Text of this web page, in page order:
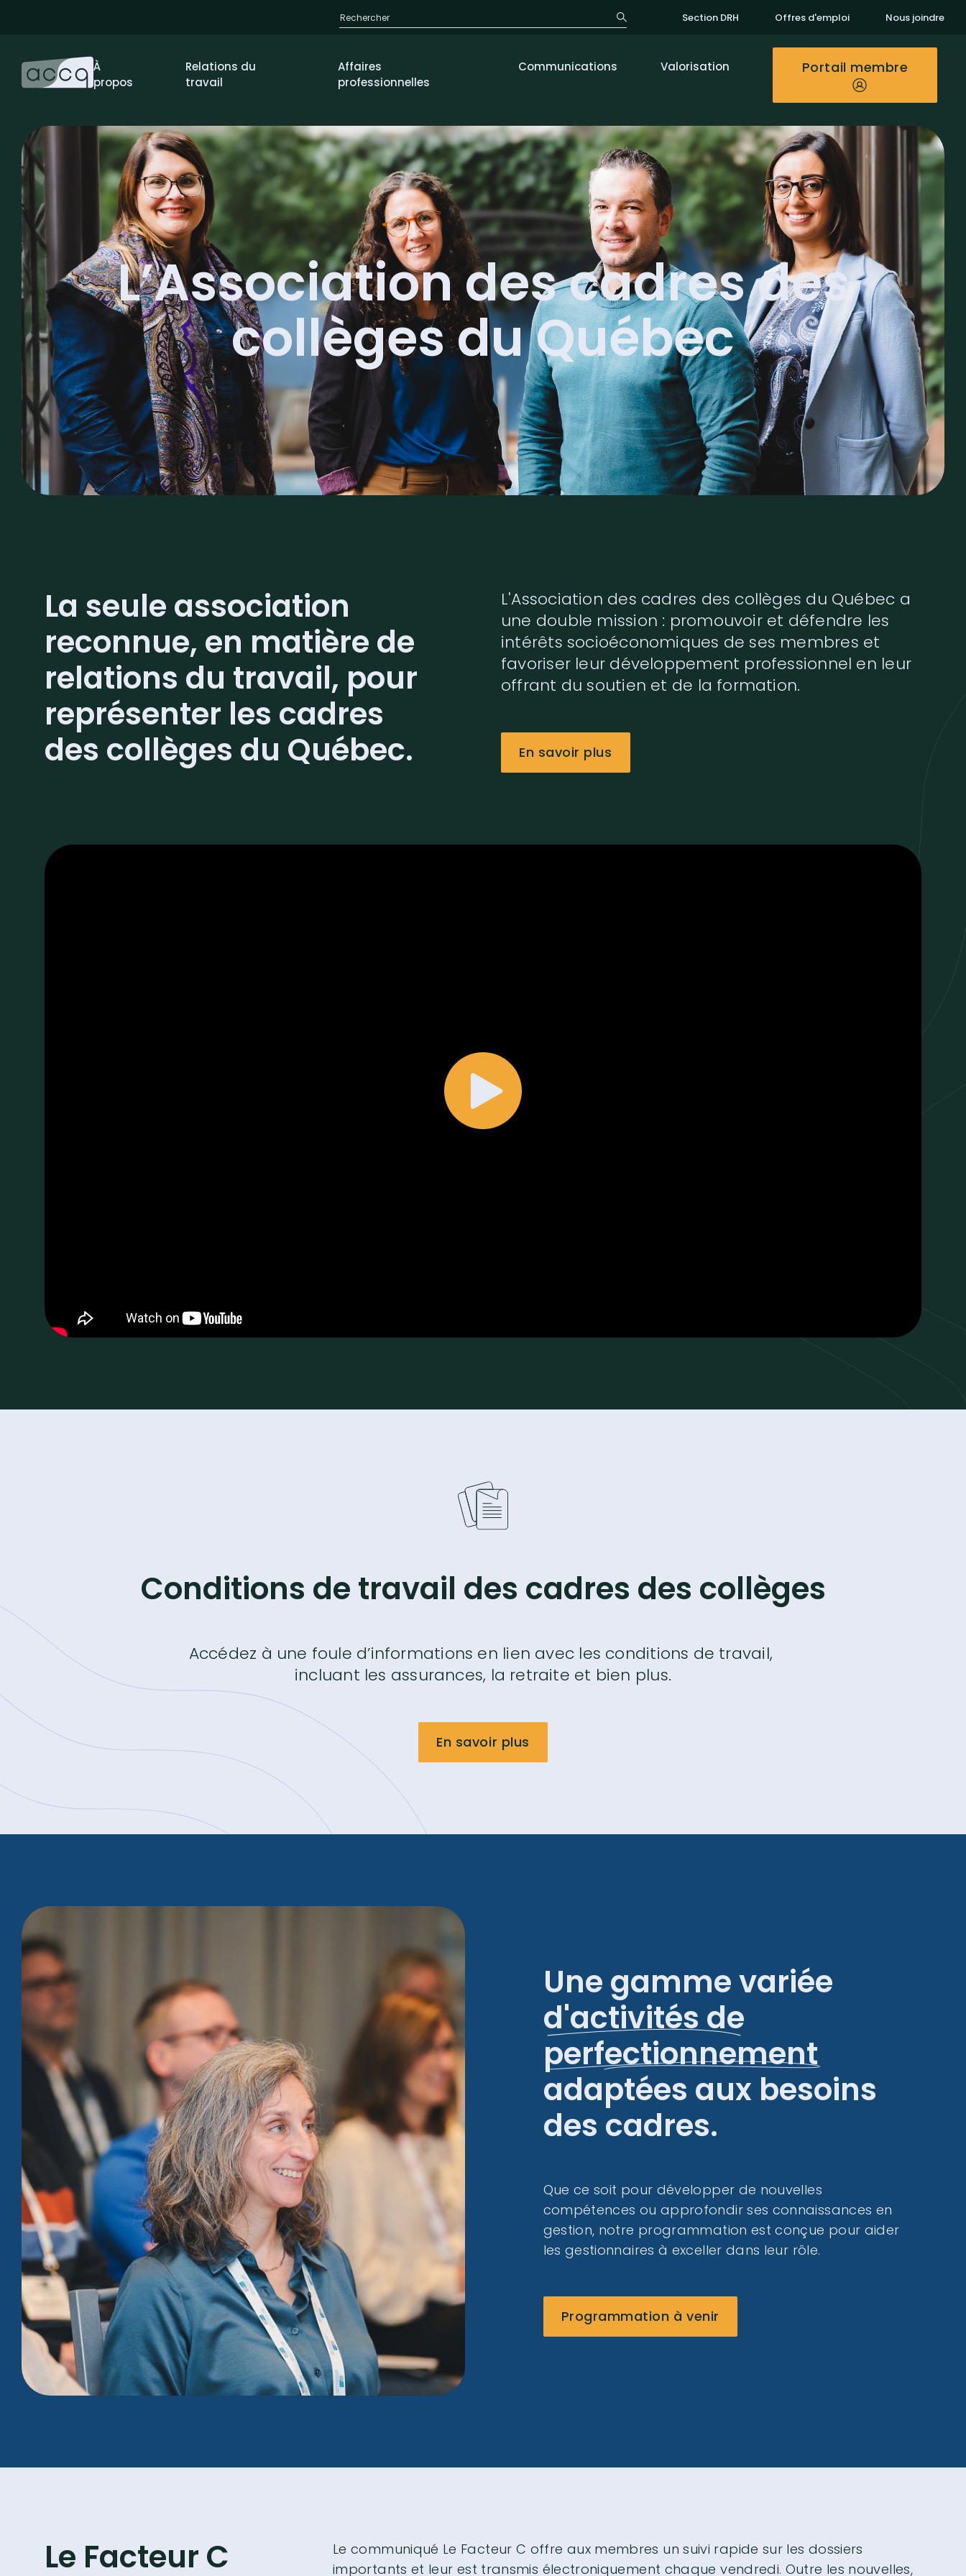
Section DRH Offres d'emploi Nous joindre
À
propos
Relations du
travail
Affaires
professionnelles
Communications Valorisation Portail membre
L’Association des cadres des
collèges du Québec
La seule association
reconnue, en matière de
relations du travail, pour
représenter les cadres
des collèges du Québec.
L'Association des cadres des collèges du Québec a
une double mission : promouvoir et défendre les
intérêts socioéconomiques de ses membres et
favoriser leur développement professionnel en leur
offrant du soutien et de la formation.
En savoir plus
Conditions de travail des cadres des collèges
Accédez à une foule d’informations en lien avec les conditions de travail,
incluant les assurances, la retraite et bien plus.
En savoir plus
Une gamme variée
d'activités de
perfectionnement
adaptées aux besoins
des cadres.
Que ce soit pour développer de nouvelles
compétences ou approfondir ses connaissances en
gestion, notre programmation est conçue pour aider
les gestionnaires à exceller dans leur rôle.
Programmation à venir
Le Facteur C
Le communiqué Le Facteur C offre aux membres un suivi rapide sur les dossiers
importants et leur est transmis électroniquement chaque vendredi. Outre les nouvelles,